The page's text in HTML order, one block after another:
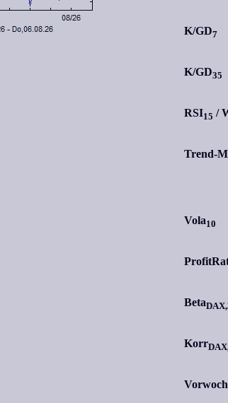
K/GD7
K/GD35
RSI15 /
Trend-
Vola10
Beta
Korr